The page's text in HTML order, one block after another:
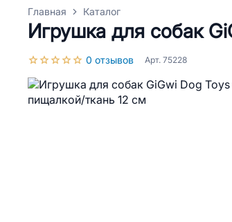
Главная Каталог
Игрушка для собак
0 отзывов Арт. 75228